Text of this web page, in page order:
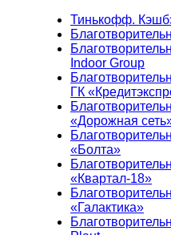
Тинькофф.
Indoor Group
ГК
«Дорожная
«Болта»
«Квартал-18»
«Галактика»